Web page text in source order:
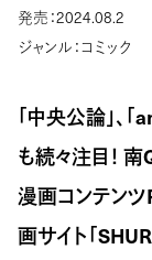
発売：2024.08.2
ジャンル：コミック
「中央公論」、
も続々注目！
漫画コンテンツ
画サイト「